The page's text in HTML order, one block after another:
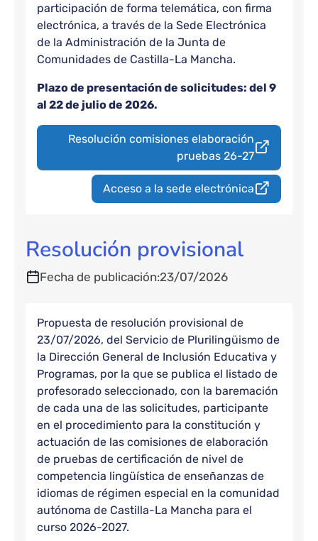
participación de forma telemática, con firma
electrónica, a través de la Sede Electrónica
de la Administración de la Junta de
Comunidades de Castilla-La Mancha.
Plazo de presentación de solicitudes: del 9
al 22 de julio de 2026.
Resolución comisiones elaboración
pruebas 26-27
Acceso a la sede electrónica
Resolución provisional
Fecha de publicación 23/07/2026
Propuesta de resolución provisional de
23/07/2026, del Servicio de Plurilingüismo de
la Dirección General de Inclusión Educativa y
Programas, por la que se publica el listado de
profesorado seleccionado, con la baremación
de cada una de las solicitudes, participante
en el procedimiento para la constitución y
actuación de las comisiones de elaboración
de pruebas de certificación de nivel de
competencia lingüística de enseñanzas de
idiomas de régimen especial en la comunidad
autónoma de Castilla-La Mancha para el
curso 2026-2027.